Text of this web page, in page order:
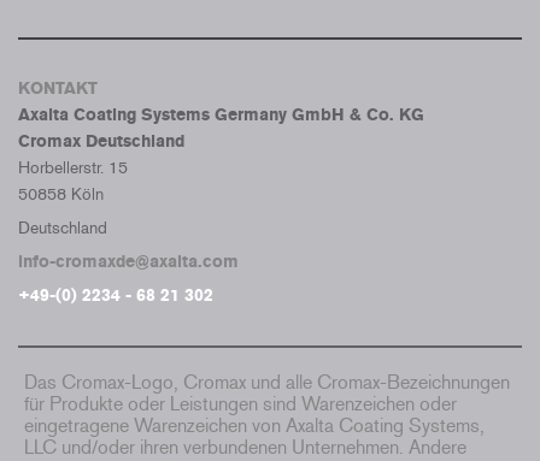
KONTAKT
Axalta Coating Systems Germany GmbH & Co. KG
Cromax Deutschland
Horbellerstr. 15
50858 Köln
Deutschland
info-cromaxde@axalta.com
+49-(0) 2234 - 68 21 302
Das Cromax-Logo, Cromax und alle Cromax-Bezeichnungen
für Produkte oder Leistungen sind Warenzeichen oder
eingetragene Warenzeichen von Axalta Coating Systems,
LLC und/oder ihren verbundenen Unternehmen. Andere